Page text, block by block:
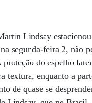
Lindsay
segunda-feira 2, não
proteção do espelho
textura, enquanto a
de quase se